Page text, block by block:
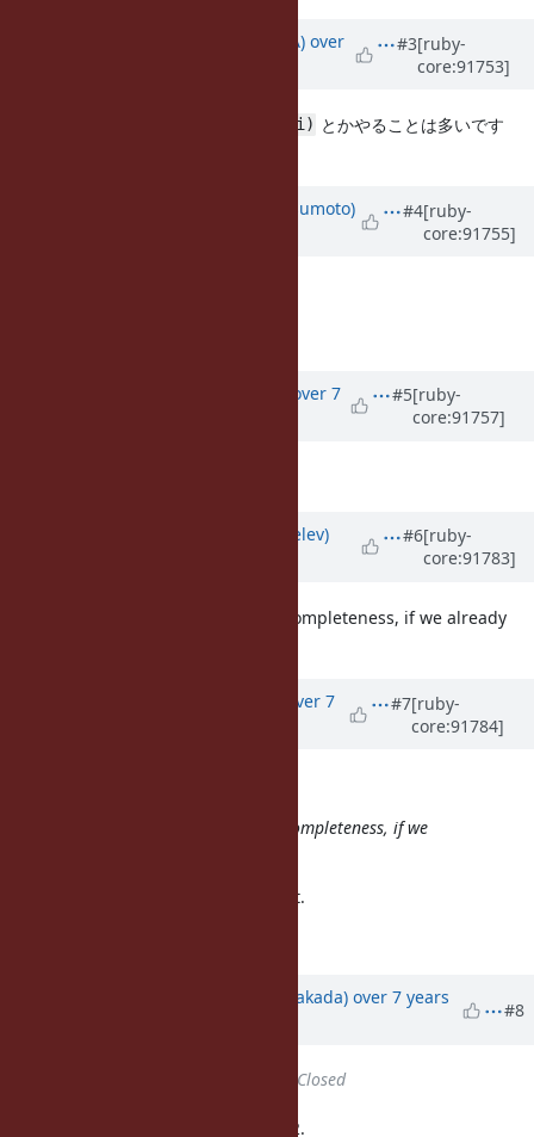
knu (Akinori MUSHA) over
#3[ruby-
core:91753]
Time.at(time.to_i) とかやることは多いです
matz (Yukihiro Matsumoto)
#4[ruby-
core:91755]
over 7
#5[ruby-
core:91757]
zverok (Victor Shepelev)
#6[ruby-
core:91783]
for completeness, if we already
over 7
#7[ruby-
core:91784]
for completeness, if we
No one created a issue for that, yet.
nobu (Nobuyoshi Nakada) over 7 years
#8
Closed
Applied in changeset trunk|r67632.